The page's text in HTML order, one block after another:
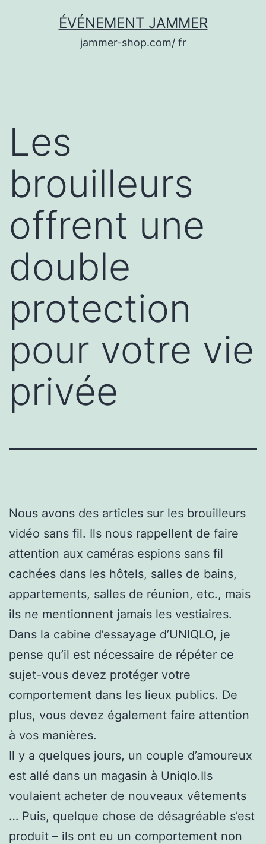
ÉVÉNEMENT JAMMER
jammer-shop.com/ fr
Les
brouilleurs
offrent une
double
protection
pour votre vie
privée
Nous avons des articles sur les brouilleurs
vidéo sans fil. Ils nous rappellent de faire
attention aux caméras espions sans fil
cachées dans les hôtels, salles de bains,
appartements, salles de réunion, etc., mais
ils ne mentionnent jamais les vestiaires.
Dans la cabine d’essayage d’UNIQLO, je
pense qu’il est nécessaire de répéter ce
sujet-vous devez protéger votre
comportement dans les lieux publics. De
plus, vous devez également faire attention
à vos manières.
Il y a quelques jours, un couple d’amoureux
est allé dans un magasin à Uniqlo.Ils
voulaient acheter de nouveaux vêtements
… Puis, quelque chose de désagréable s’est
produit – ils ont eu un comportement non